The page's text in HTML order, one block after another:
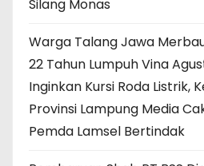
Silang Monas
Warga Talang Jawa
22 Tahun Lumpuh Vina
Inginkan Kursi Roda Listrik,
Provinsi Lampung Media
Pemda Lamsel Bertindak